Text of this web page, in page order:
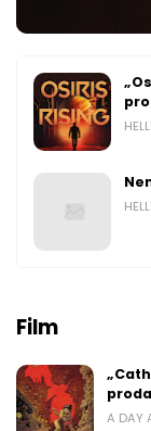
Film
A DAY